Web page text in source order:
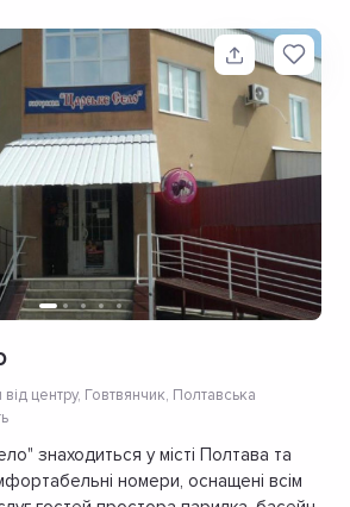
від центру, Говтвянчик, Полтавська
знаходиться у місті Полтава та
номери, оснащені всім